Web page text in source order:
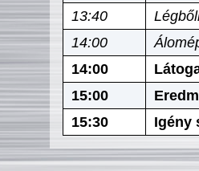
13:40
14:00
14:00
15:00
15:30
Igény